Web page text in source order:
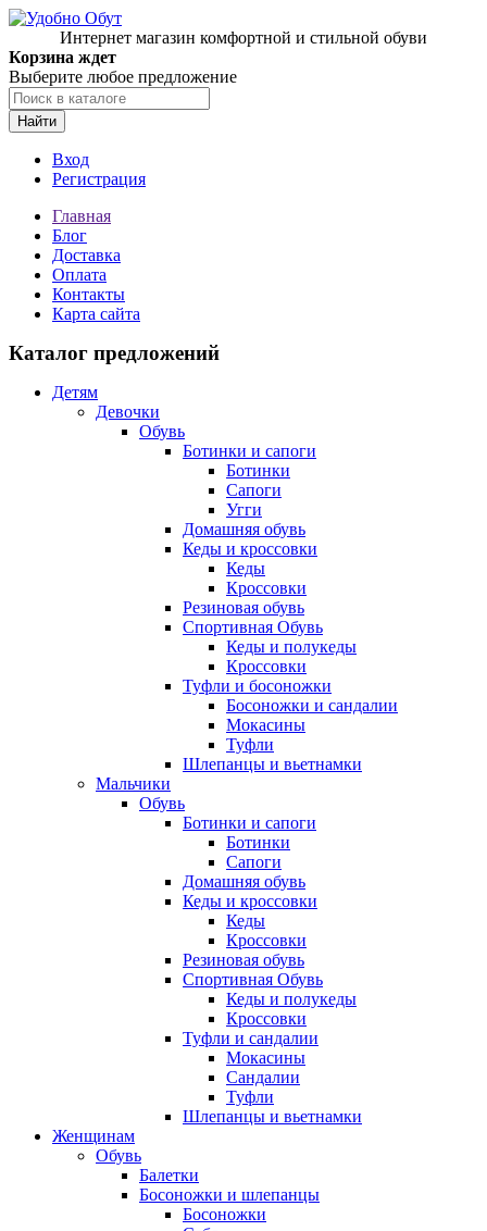
Интернет магазин комфортной и стильной обуви
Корзина ждет
Выберите любое предложение
Найти
Вход
Регистрация
Главная
Блог
Доставка
Оплата
Контакты
Карта сайта
Каталог предложений
Детям
Девочки
Обувь
Ботинки и сапоги
Ботинки
Сапоги
Угги
Домашняя обувь
Кеды и кроссовки
Кеды
Кроссовки
Резиновая обувь
Спортивная Обувь
Кеды и полукеды
Кроссовки
Туфли и босоножки
Босоножки и сандалии
Мокасины
Туфли
Шлепанцы и вьетнамки
Мальчики
Обувь
Ботинки и сапоги
Ботинки
Сапоги
Домашняя обувь
Кеды и кроссовки
Кеды
Кроссовки
Резиновая обувь
Спортивная Обувь
Кеды и полукеды
Кроссовки
Туфли и сандалии
Мокасины
Сандалии
Туфли
Шлепанцы и вьетнамки
Женщинам
Обувь
Балетки
Босоножки и шлепанцы
Босоножки